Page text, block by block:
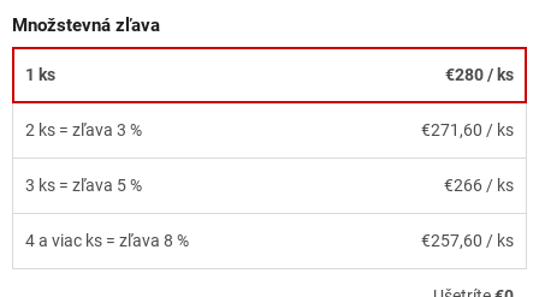
Množstevná zľava
1 ks €280/ ks
2 ks = zľava 3 % €271,60 / ks
3 ks = zľava 5 % €266 / ks
4 a viac ks = zľava 8 % €257,60 / ks